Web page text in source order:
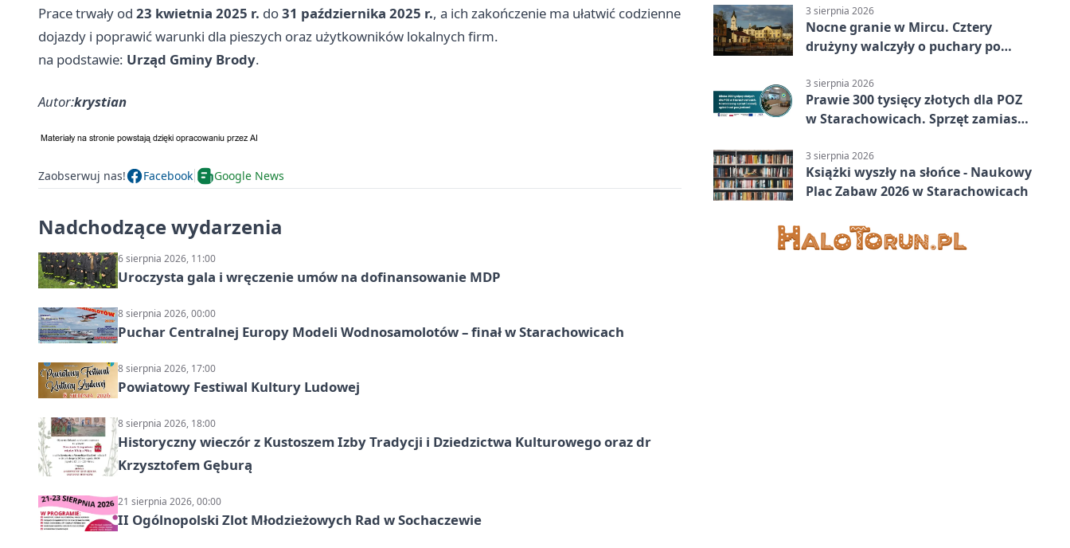
Prace trwały od 23 kwietnia 2025 r. do31 października 2025 r., a ich zakończenie ma ułatwić codzienne
dojazdy i poprawić warunki dla pieszych oraz użytkowników lokalnych firm.
na podstawie: Urząd Gminy Brody.
Autor:krystian
Zaobserwuj nas! Facebook Google News
Nadchodzące wydarzenia
6 sierpnia 2026, 11:00
Uroczysta gala i wręczenie umów na dofinansowanie MDP
8 sierpnia 2026, 00:00
Puchar Centralnej Europy Modeli Wodnosamolotów – finał w Starachowicach
8 sierpnia 2026, 17:00
Powiatowy Festiwal Kultury Ludowej
8 sierpnia 2026, 18:00
Historyczny wieczór z Kustoszem Izby Tradycji i Dziedzictwa Kulturowego oraz dr
Krzysztofem Gęburą
21 sierpnia 2026, 00:00
II Ogólnopolski Zlot Młodzieżowych Rad w Sochaczewie
3 sierpnia 2026
Nocne granie w Mircu. Cztery
drużyny walczyły o puchary po
3 sierpnia 2026
Prawie 300 tysięcy złotych dla POZ
w Starachowicach. Sprzęt zamiast
3 sierpnia 2026
Książki wyszły na słońce - Naukowy
Plac Zabaw 2026 w Starachowicach